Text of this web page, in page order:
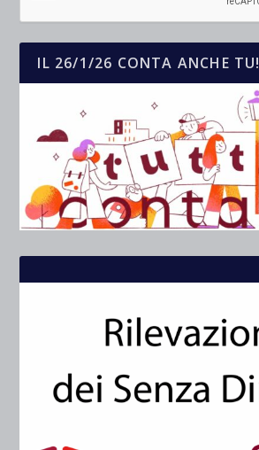
IL 26/1/26 CONTA ANCHE TU!